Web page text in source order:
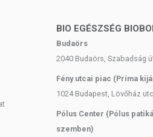
fogazat fenntartásában, a normál
a sejtmembránok megfelelő
a kalciumhoz és a foszforhoz
fenntartását, az egészséges
BIO EGÉSZSÉG
Budaörs
2040 Budaörs, Szabadság
Fény utcai piac (Príma
1024 Budapest, Lövőház
Pólus Center (Pólus
szemben)